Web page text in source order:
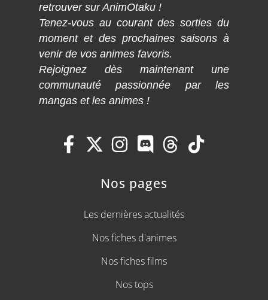
retrouver sur AnimOtaku !
Tenez-vous au courant des sorties du
moment et des prochaines saisons à
venir de vos animes favoris.
Rejoignez dès maintenant une
communauté passionnée par les
mangas et les animes !
Nos pages
Les dernières actualités
Nos fiches d'animes
Nos fiches films
Nos tops